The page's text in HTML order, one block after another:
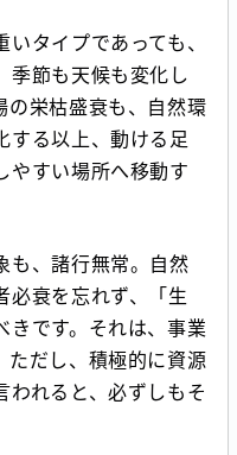
タイプであっても、
季節も天候も変化し
の栄枯盛衰も、自然環
する以上、動ける足
やすい場所へ移動す
も、諸行無常。自然
必衰を忘れず、「生
きです。それは、事業
ただし、積極的に資源
われると、必ずしもそ